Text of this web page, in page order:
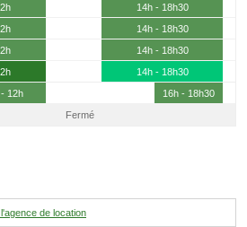
14h - 18h30
14h - 18h30
14h - 18h30
14h - 18h30
12h
16h - 18h30
Fermé
de location